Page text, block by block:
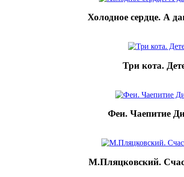
Холодное сердце. А
Три кота.
Феи. Чаепитие
М.Пляцковский.